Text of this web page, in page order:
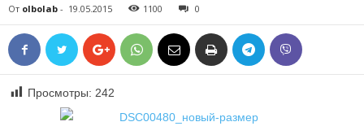
От olbolab - 19.05.2015 1100 0
Просмотры: 242